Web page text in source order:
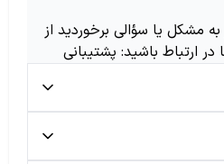
مشکل یا سؤالی برخوردید از
ارتباط باشید: پشتیبانی